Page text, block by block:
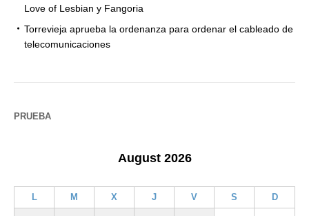
Love of Lesbian y Fangoria
Torrevieja aprueba la ordenanza para ordenar el cableado de
telecomunicaciones
PRUEBA
August 2026
L M X J V S D